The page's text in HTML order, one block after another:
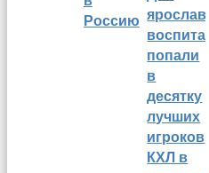
Россию
попали
в
десятку
лучших
игроков
КХЛ в